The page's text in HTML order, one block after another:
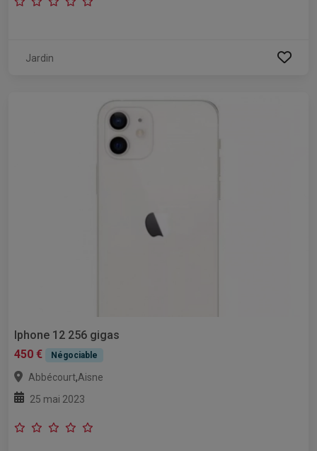
Jardin
Iphone 12 256 gigas
450 €
Négociable
Abbécourt,Aisne
25 mai 2023